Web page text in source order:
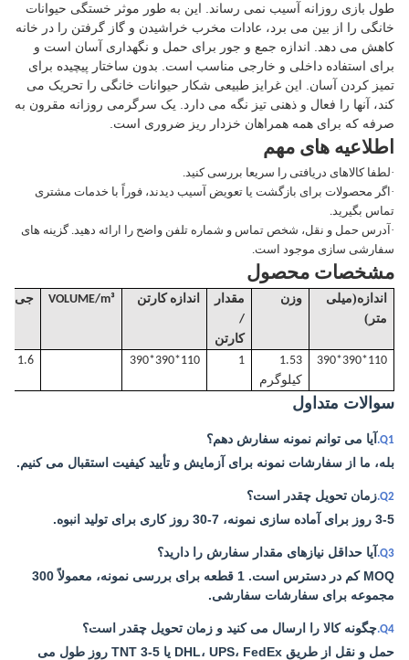
طول بازی روزانه آسیب نمی رساند. این به طور موثر خستگی حیوانات
خانگی را از بین می برد، عادات مخرب خراشیدن و گاز گرفتن را در خانه
کاهش می دهد. اندازه جمع و جور برای حمل و نگهداری آسان است و
برای استفاده داخلی و خارجی مناسب است. بدون ساختار پیچیده برای
تمیز کردن آسان. این غرایز طبیعی شکار حیوانات خانگی را تحریک می
کند، آنها را فعال و ذهنی تیز نگه می دارد. یک سرگرمی روزانه مقرون به
صرفه که برای همه همراهان خزدار ریز ضروری است.
اطلاعیه های مهم
·لطفا کالاهای دریافتی را سریعا بررسی کنید.
· اگر محصولات برای بازگشت یا تعویض آسیب دیدند، فوراً با خدمات مشتری
تماس بگیرید.
· آدرس حمل و نقل، شخص تماس و شماره تلفن واضح را ارائه دهید. گزینه های
سفارشی سازی موجود است.
مشخصات محصول
اندازه(میلی
متر )
وزن
مقدار
/
کارتن
اندازه کارتن VOLUME/m³ جی
110*390*390
1.53
کیلوگرم
1
110*390*390 1.6 کیلوگرم
سوالات متداول
Q1. آیا می توانم نمونه سفارش دهم؟
بله، ما از سفارشات نمونه برای آزمایش و تأیید کیفیت استقبال می کنیم.
Q2. زمان تحویل چقدر است؟
3-5 روز برای آماده سازی نمونه، 7-30 روز کاری برای تولید انبوه.
Q3. آیا حداقل نیازهای مقدار سفارش را دارید؟
MOQ کم در دسترس است. 1 قطعه برای بررسی نمونه، معمولاً 300
مجموعه برای سفارشات سفارشی.
Q4. چگونه کالا را ارسال می کنید و زمان تحویل چقدر است؟
حمل و نقل از طریق DHL، UPS، FedEx یا TNT 3-5 روز طول می